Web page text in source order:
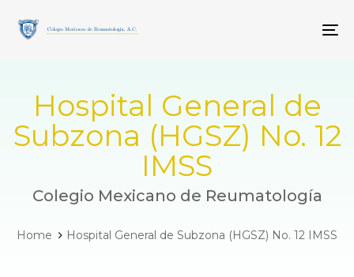
links
primary
contentHospital General de
Subzona (HGSZ) No. 12
IMSS
Colegio Mexicano de Reumatología
Home Hospital General de Subzona (HGSZ) No. 12 IMSS